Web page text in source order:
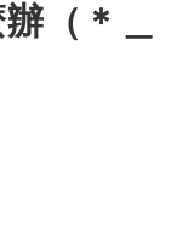
（＊＿